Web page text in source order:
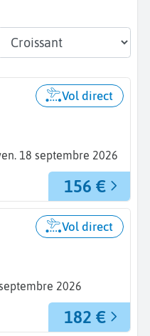
18 septembre 2026
Vol direct
156 €
2026
Vol direct
182 €